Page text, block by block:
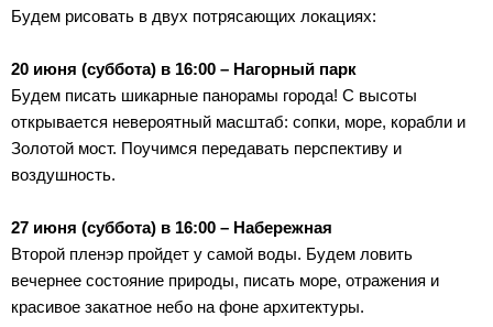
Будем рисовать в двух потрясающих локациях:
20 июня (суббота) в 16:00 – Нагорный парк
Будем писать шикарные панорамы города! С высоты
открывается невероятный масштаб: сопки, море, корабли и
Золотой мост. Поучимся передавать перспективу и
воздушность.
27 июня (суббота) в 16:00 – Набережная
Второй пленэр пройдет у самой воды. Будем ловить
вечернее состояние природы, писать море, отражения и
красивое закатное небо на фоне архитектуры.